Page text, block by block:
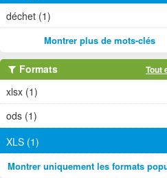
déchet (1)
Montrer plus de mots-clés
Formats Tout
xlsx (1)
ods (1)
XLS (1)
Montrer uniquement les formats